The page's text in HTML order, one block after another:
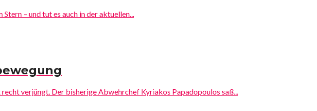
– und tut es auch in der aktuellen...
verjüngt. Der bisherige Abwehrchef Kyriakos Papadopoulos saß...